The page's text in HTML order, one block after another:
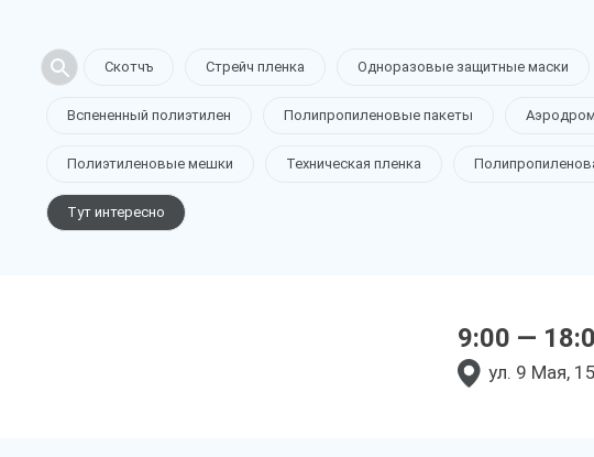
Скотчъ Стрейч пленка Одноразовые защитные маски
Вспененный полиэтилен Полипропиленовые пакеты
Полиэтиленовые мешки Техническая пленка
Тут интересно
9:00 —
ул. 9 Мая, 15